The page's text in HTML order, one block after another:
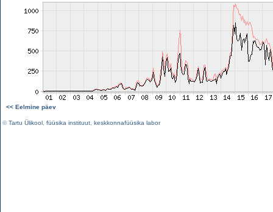
<< Eelmine päev
©Tartu Ülikool füüsika instituut keskkonnafüüsika labor